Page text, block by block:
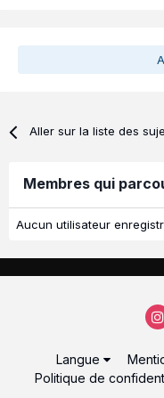
Aller sur la liste des
Membres qui
Aucun utilisateur
Langue
Politique de